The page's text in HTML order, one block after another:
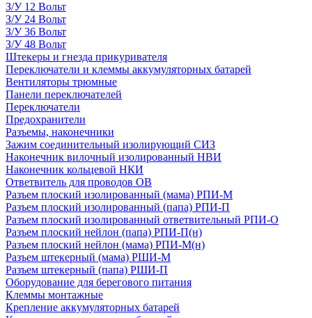
З/У 12 Вольт
З/У 24 Вольт
З/У 36 Вольт
З/У 48 Вольт
Штекеры и гнезда прикуривателя
Переключатели и клеммы аккумуляторных батарей
Вентиляторы трюмные
Панели переключателей
Переключатели
Предохранители
Разъемы, наконечники
Зажим соединительный изолирующий СИЗ
Наконечник вилочный изолированный НВИ
Наконечник кольцевой НКИ
Ответвитель для проводов ОВ
Разъем плоский изолированный (мама) РПИ-М
Разъем плоский изолированный (папа) РПИ-П
Разъем плоский изолированный ответвительный РПИ-О
Разъем плоский нейлон (папа) РПИ-П(н)
Разъем плоский нейлон (мама) РПИ-М(н)
Разъем штекерный (мама) РШИ-М
Разъем штекерный (папа) РШИ-П
Оборудование для берегового питания
Клеммы монтажные
Крепление аккумуляторных батарей